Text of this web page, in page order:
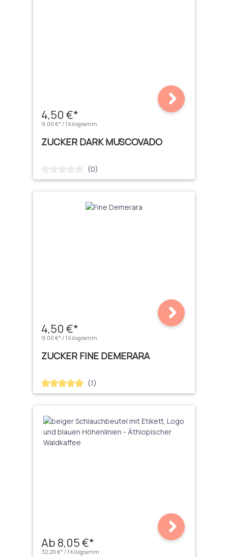
4,50 €*
9,00 €* / 1 Kilogramm
ZUCKER DARK MUSCOVADO
Durchschnittliche Bewertung von 0 von 5 Sternen
(0)
4,50 €*
9,00 €* / 1 Kilogramm
ZUCKER FINE DEMERARA
Durchschnittliche Bewertung von 5 von 5 Sternen
(1)
Ab 8,05 €*
32,20 €* / 1 Kilogramm